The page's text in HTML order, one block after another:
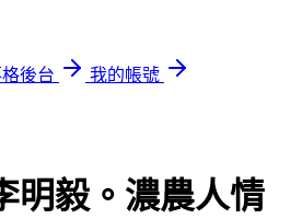
後台
我的帳號
明毅。濃農人情